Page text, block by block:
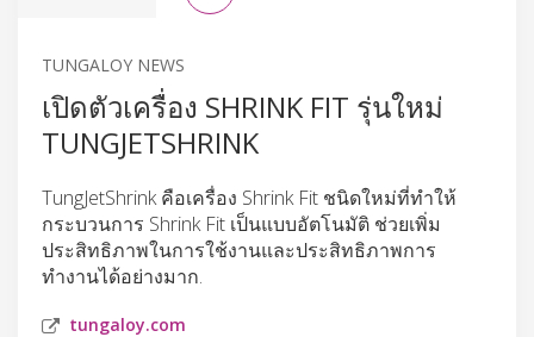
TUNGALOY NEWS
เปิดตัวเครื่อง SHRINK FIT รุ่นใหม่
TUNGJETSHRINK
TungJetShrink คือเครื่อง Shrink Fit ชนิดใหม่ที่ทำให้
กระบวนการ Shrink Fit เป็นแบบอัตโนมัติ ช่วยเพิ่ม
ประสิทธิภาพในการใช้งานและประสิทธิภาพการ
ทำงานได้อย่างมาก.
tungaloy.com